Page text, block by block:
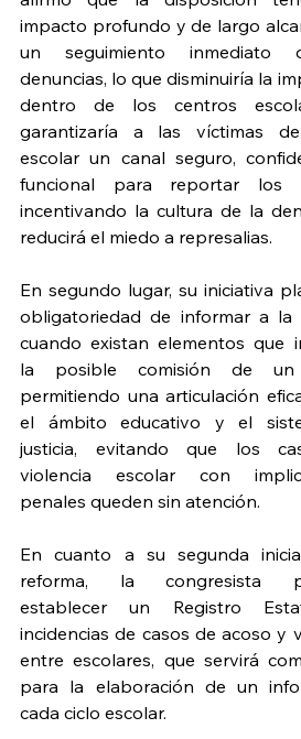
impacto profundo y de largo
un seguimiento inmediato
denuncias, lo que disminuiría la
dentro de los centros
garantizaría a las víctimas
escolar un canal seguro,
funcional para reportar los
incentivando la cultura de la
reducirá el miedo a represalias.
En segundo lugar, su iniciativa
obligatoriedad de informar a la
cuando existan elementos que
la posible comisión de un
permitiendo una articulación
el ámbito educativo y el
justicia, evitando que los
violencia escolar con
penales queden sin atención.
En cuanto a su segunda
reforma, la congresista
establecer un Registro
incidencias de casos de acoso y
entre escolares, que servirá
para la elaboración de un
cada ciclo escolar.